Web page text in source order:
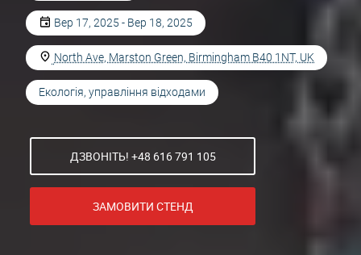
Вер 17, 2025 - Вер 18, 2025
North Ave, Marston Green, Birmingham B40 1NT, UK
Екологія, управління відходами
ДЗВОНІТЬ! +48 616 791 105
ЗАМОВИТИ СТЕНД